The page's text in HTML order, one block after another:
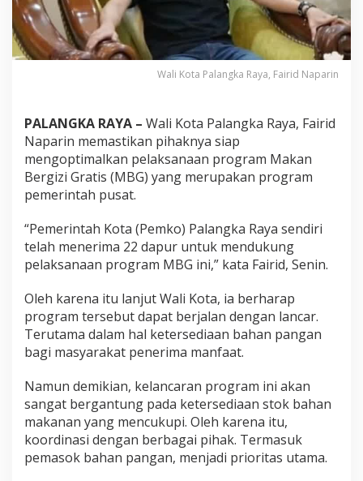
Wali Kota Palangka Raya, Fairid Naparin
PALANGKA RAYA – Wali Kota Palangka Raya, Fairid
Naparin memastikan pihaknya siap
mengoptimalkan pelaksanaan program Makan
Bergizi Gratis (MBG) yang merupakan program
pemerintah pusat.
“Pemerintah Kota (Pemko) Palangka Raya sendiri
telah menerima 22 dapur untuk mendukung
pelaksanaan program MBG ini,” kata Fairid, Senin.
Oleh karena itu lanjut Wali Kota, ia berharap
program tersebut dapat berjalan dengan lancar.
Terutama dalam hal ketersediaan bahan pangan
bagi masyarakat penerima manfaat.
Namun demikian, kelancaran program ini akan
sangat bergantung pada ketersediaan stok bahan
makanan yang mencukupi. Oleh karena itu,
koordinasi dengan berbagai pihak. Termasuk
pemasok bahan pangan, menjadi prioritas utama.